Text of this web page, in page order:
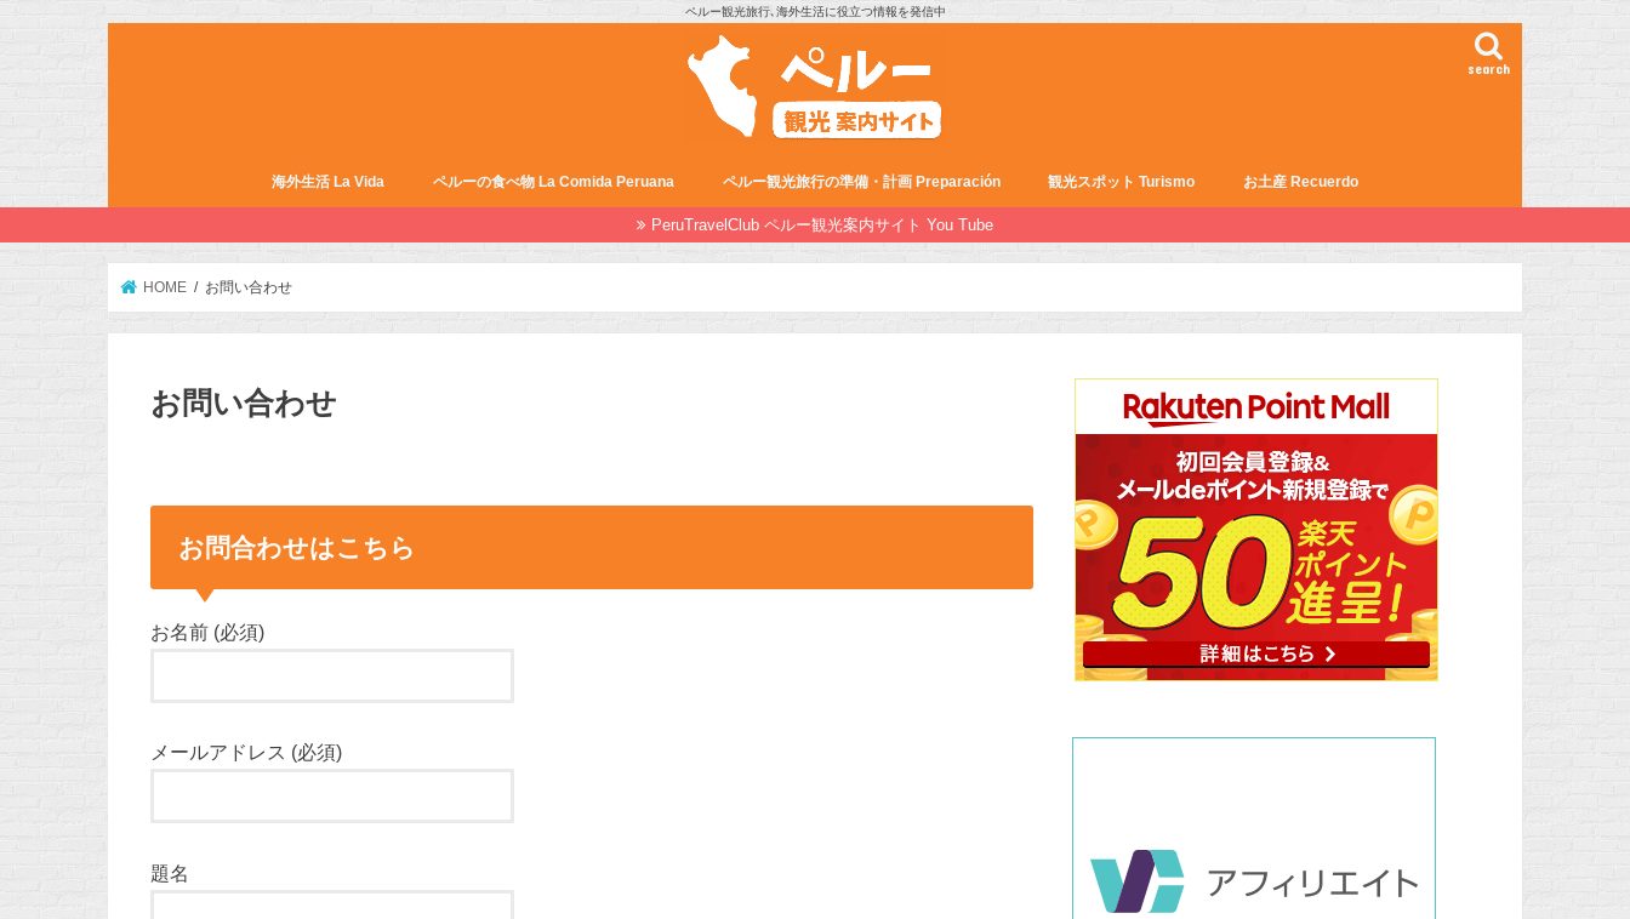
ペルー観光旅行､海外生活に役立つ情報を発信中
search
海外生活 La Vida ペルーの食べ物 La Comida Peruana ペルー観光旅行の準備・計画 Preparación 観光スポット Turismo お土産 Recuerdo
PeruTravelClub ペルー観光案内サイト You Tube
HOME お問い合わせ
お問い合わせ
お問合わせはこちら
お名前 (必須)
メールアドレス (必須)
題名